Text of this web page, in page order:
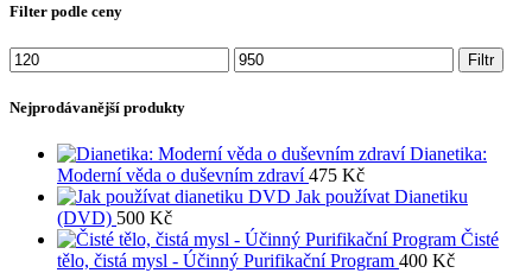
Filter podle ceny
Minimální
cena
Maximální
cena
Filtr
Nejprodávanější produkty
Dianetika:
Moderní věda o duševním zdraví475 Kč
Jak používat Dianetiku
(DVD) 500 Kč
Čisté
tělo, čistá mysl - Účinný Purifikační Program 400 Kč